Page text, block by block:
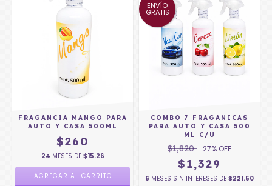
FRAGANCIA MANGO PARA
AUTO Y CASA 500ML
$260
24 MESES DE $15.26
ENVÍO
GRATIS
COMBO 7 FRAGANICAS
PARA AUTO Y CASA 500
ML C/U
$1,820 27% OFF
$1,329
6 MESES SIN INTERESES DE $221.50